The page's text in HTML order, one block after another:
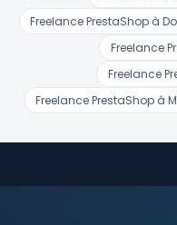
Freelance PrestaShop à
Freelance
Freelance
Freelance PrestaShop à